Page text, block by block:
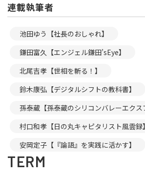
連載執筆者
池田ゆう【社長のおしゃれ】
鎌田富久【エンジェル鎌田’sEye】
北尾吉孝【世相を斬る！】
鈴木康弘【デジタルシフトの教科書】
孫泰蔵【孫泰蔵のシリコンバレーエクス
村口和孝【日の丸キャピタリスト風雲録】
安岡定子【『論語』を実践に活かす】
TERM